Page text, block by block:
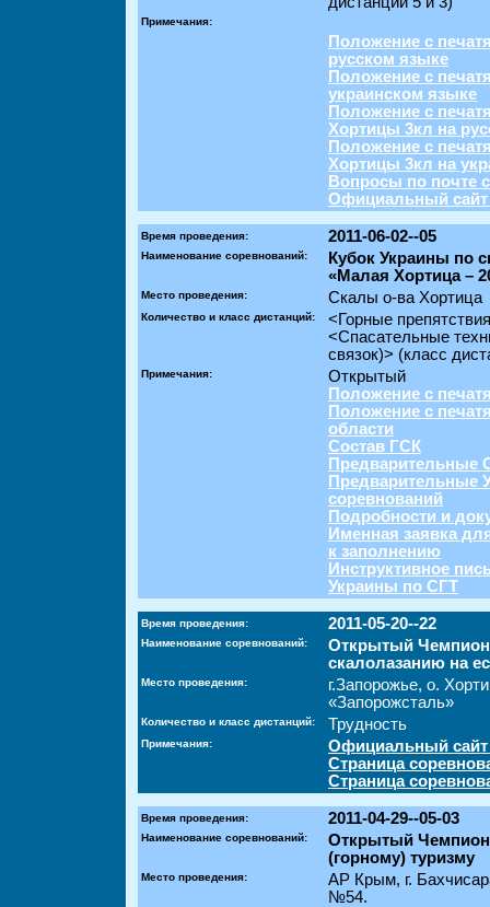
Примечания:
Положение с
русском языке
Положение с
украинском языке
Положение с
Хортицы 3кл на
Положение с
Хортицы 3кл на
Вопросы по почте
Официальный сайт
Время проведения: 2011-06-02--05
Наименование соревнований:
Кубок Украины по
«Малая Хортица –
Место проведения: Скалы о-ва Хортица
Количество и класс дистанций:
<Горные
<Спасательные
связок)> (класс
Примечания:
Открытый
Положение с
Положение с
области
Состав ГСК
Предварительные
Предварительные
соревнований
Подробности и
Именная заявка
к заполнению
Инструктивное
Украины по СГТ
Время проведения: 2011-05-20--22
Наименование соревнований:
Открытый
скалолазанию на
Место проведения:
г.Запорожье, о.
«Запорожсталь»
Количество и класс дистанций: Трудность
Примечания:
Официальный сайт
Страница
Страница
Время проведения: 2011-04-29--05-03
Наименование соревнований:
Открытый
(горному) туризму
Место проведения:
АР Крым, г.
№54.